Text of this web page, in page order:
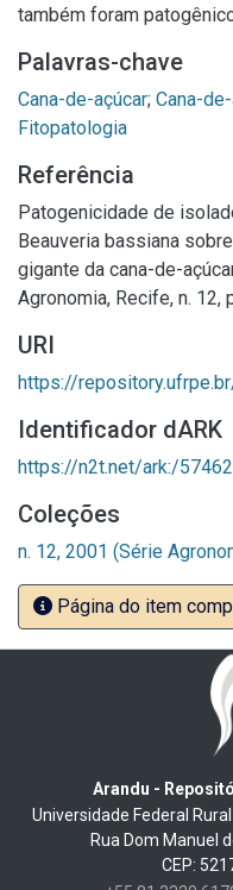
também foram
Palavras-chave
Cana-de-açúcar; Cana-
Fitopatologia
Referência
Patogenicidade de
Beauveria bassiana
gigante da cana-de-
Agronomia, Recife, n. 12,
URI
https://
Identificador dARK
https://n2t.net/ark:/
Coleções
n. 12, 2001 (Série
Página do item
Arandu -
Universidade Federal
Rua Dom Manuel
CEP: